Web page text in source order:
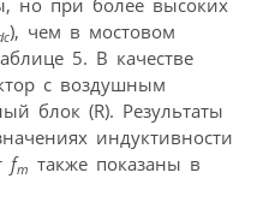
), чем в мостовом
5. В качестве
с воздушным
блок (R). Результаты
индуктивности
fm также показаны в